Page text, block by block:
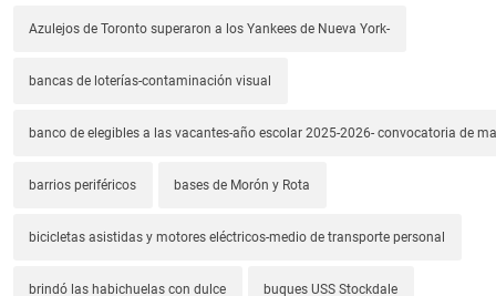
Azulejos de Toronto superaron a los Yankees de Nueva York-
bancas de loterías-contaminación visual
banco de elegibles a las vacantes-año escolar 2025-2026- convocatoria de
barrios periféricos bases de Morón y Rota
bicicletas asistidas y motores eléctricos-medio de transporte personal
brindó las habichuelas con dulce buques USS Stockdale